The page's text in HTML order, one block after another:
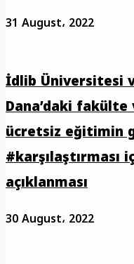
31 August، 2022
İdlib Üniversitesi
Dana’daki
ücretsiz eğitimin
#karşılaştırması
açıklanması
30 August، 2022